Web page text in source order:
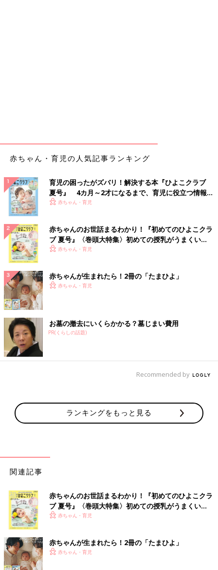
趣味の料理人（元栄養士）さんが作ったのはキャベツなどの野菜
たっぷりのポトフ。キャベツがとても甘くておいしかったそうで
す。次回は炊飯器で作ってみるのだとか。野菜がたっぷり入って
豪華！放置するだけのアクアパッツァ
出典：Instagramアカウント「sunnychild.37」
赤ちゃん・育児の人気記事ランキング
育児の困ったがズバリ！解決する本『ひよこクラブ
夏号』 4カ月～2才になるまで、育児に役立つ情報が
いっぱい！
赤ちゃん・育児
赤ちゃんのお世話まるわかり！『初めてのひよこクラ
ブ 夏号』〈巻頭大特集〉初めての授乳がうまくい
く！ おっぱい・ミルクの基本と夏のトラブル 解決テ
赤ちゃん・育児
赤ちゃんが生まれたら！2冊の「たまひよ」
赤ちゃん・育児
お墓の撤去にいくらかかる？墓じまい費用
PR(くらしの話題)
Recommended by
ランキングをもっと見る
関連記事
赤ちゃんのお世話まるわかり！『初めてのひよこクラ
ブ 夏号』〈巻頭大特集〉初めての授乳がうまくい
く！ おっぱい・ミルクの基本と夏のトラブル 解決テ
赤ちゃん・育児
赤ちゃんが生まれたら！2冊の「たまひよ」
赤ちゃん・育児